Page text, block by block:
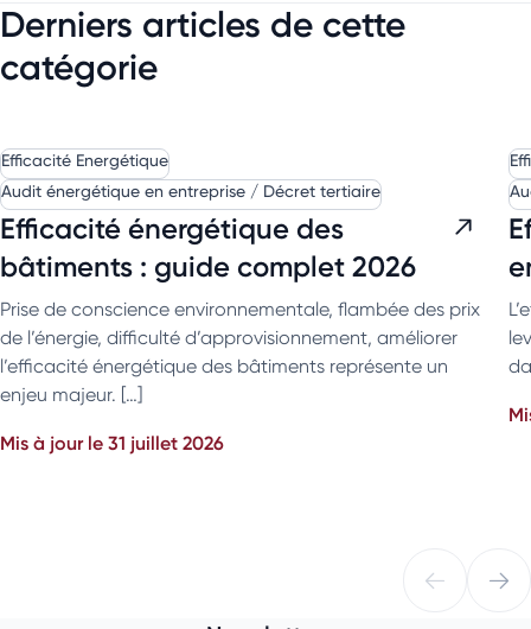
Derniers articles de cette
catégorie
Efficacité Energétique
Audit énergétique en entreprise / Décret tertiaire
Efficacité énergétique des
bâtiments : guide complet 2026
Prise de conscience environnementale, flambée des prix
de l’énergie, difficulté d’approvisionnement, améliorer
l’efficacité énergétique des bâtiments représente un
enjeu majeur. […]
Mis à jour le 31 juillet 2026